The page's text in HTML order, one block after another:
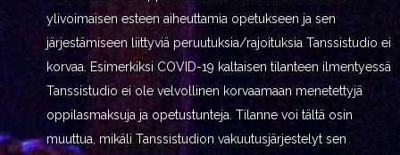
ylivoimaisen esteen aiheuttamia opetukseen ja sen
järjestämiseen liittyviä peruutuksia/rajoituksia Tanssistudio ei
korvaa. Esimerkiksi COVID-19 kaltaisen tilanteen ilmentyessä
Tanssistudio ei ole velvollinen korvaamaan menetettyjä
oppilasmaksuja ja opetustunteja. Tilanne voi tältä osin
muuttua, mikäli Tanssistudion vakuutusjärjestelyt sen